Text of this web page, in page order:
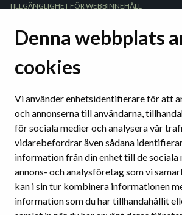
Denna webbplats
cookies
Vi använder enhetsidentifierare för att
och annonserna till användarna,
för sociala medier och analysera vår
vidarebefordrar även sådana
information från din enhet till de sociala
annons- och analysföretag som vi
kan i sin tur kombinera informationen
information som du har tillhandahållit
TILLGÄNGLIGHET FÖR WEBBINNEHÅLL
Tydligt språk
Tydliga strukturer
Användbara webbplatser och verktyg
TILLGÄNGLIGA DOKUMENT
Ordbehandlingsprogram
Pdf